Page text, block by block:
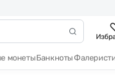
монетыБанкноты